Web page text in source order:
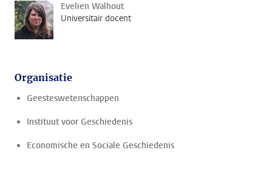
Evelien Walhout
Universitair docent
Organisatie
Geesteswetenschappen
Instituut voor Geschiedenis
Economische en Sociale Geschiedenis